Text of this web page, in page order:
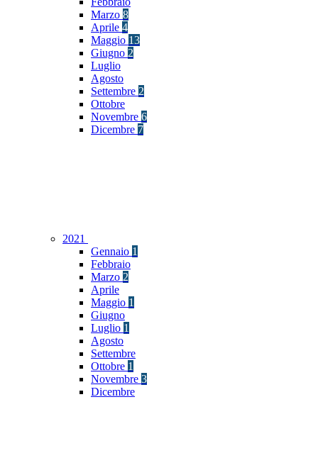
Marzo 8
Aprile 4
Maggio 13
Giugno 2
Luglio
Agosto
Settembre 2
Ottobre
Novembre 6
Dicembre 7
2021
Gennaio 1
Febbraio
Marzo 2
Aprile
Maggio 1
Giugno
Luglio 1
Agosto
Settembre
Ottobre 1
Novembre 3
Dicembre